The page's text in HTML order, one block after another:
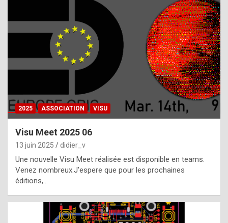
h
a
t
t
e
b
2025 ASSOCIATION VISU
Visu Meet 2025 06
13 juin 2025 didier_v
Une nouvelle Visu Meet réalisée est disponible en teams.
Venez nombreux.J’espere que pour les prochaines
éditions,…